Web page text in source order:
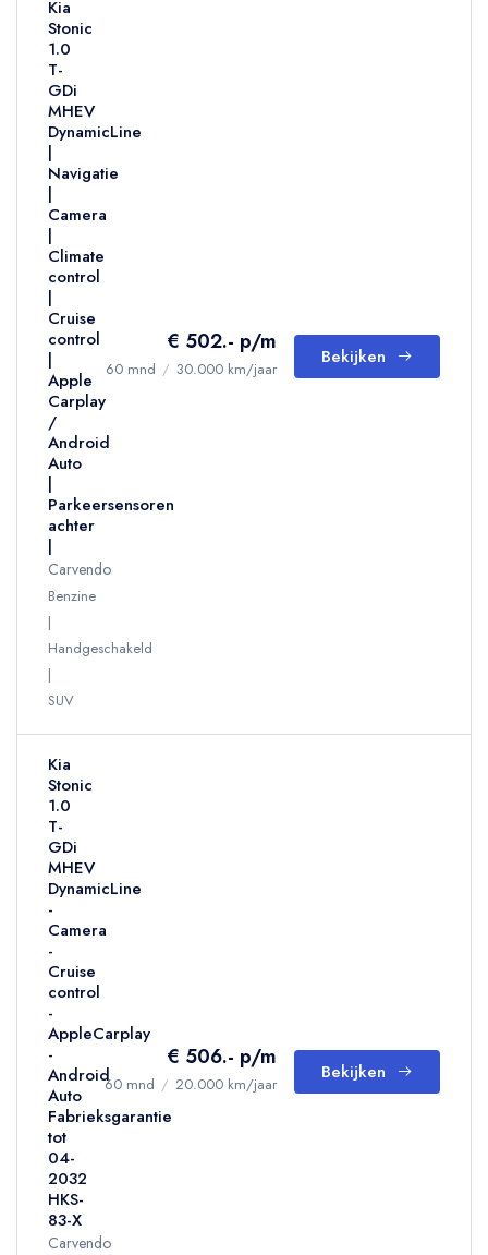
Kia
Stonic
1.0
T-
GDi
MHEV
DynamicLine
|
Navigatie
|
Camera
|
Climate
control
|
Cruise
control
|
Apple
Carplay
/
Android
Auto
|
Parkeersensoren
achter
|
Carvendo
Benzine
Handgeschakeld
SUV
€ 502.- p/m
60 mnd / 30.000 km/jaar
Bekijken
Kia
Stonic
1.0
T-
GDi
MHEV
DynamicLine
-
Camera
-
Cruise
control
-
AppleCarplay
-
Android
Auto
Fabrieksgarantie
tot
04-
2032
HKS-
83-X
Carvendo
€ 506.- p/m
60 mnd / 20.000 km/jaar
Bekijken